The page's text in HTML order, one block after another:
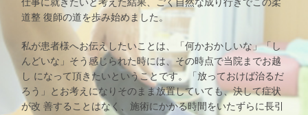
道整 復師の道を歩み始めました。
私が患者様へお伝えしたいことは、「何かおかしいな」「し
んどいな」そう感じられた時には、その時点で当院までお越
し になって頂きたいということです。「放っておけば治るだ
ろう」とお考えになりそのまま放置していても、決して症状
が改 善することはなく、施術にかかる時間をいたずらに長引